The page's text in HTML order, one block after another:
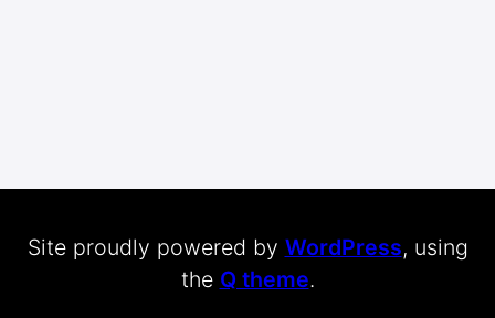
Site proudly powered by WordPress, using
the Q theme.